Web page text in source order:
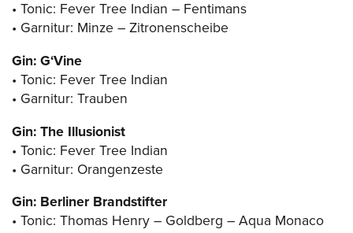
• Tonic: Fever Tree Indian – Fentimans
• Garnitur: Minze – Zitronenscheibe
Gin: G‘Vine
• Tonic: Fever Tree Indian
• Garnitur: Trauben
Gin: The Illusionist
• Tonic: Fever Tree Indian
• Garnitur: Orangenzeste
Gin: Berliner Brandstifter
• Tonic: Thomas Henry – Goldberg – Aqua Monaco